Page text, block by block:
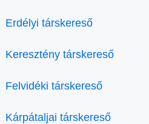
Erdélyi társkereső
Keresztény társkereső
Felvidéki társkereső
Kárpátaljai társkereső